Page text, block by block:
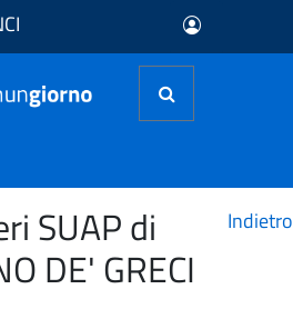
SUAP di
DE' GRECI
Indietro